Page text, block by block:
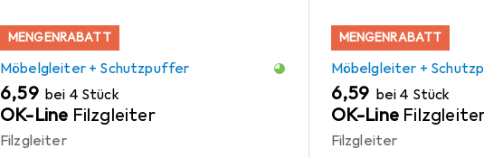
MENGENRABATT
Möbelgleiter + Schutzpuffer
EUR
6,59 bei 4 Stück
OK-Line Filzgleiter
Filzgleiter
MENGENRABATT
Möbelgleiter +
EUR
6,59 bei 4 Stück
OK-Line
Filzgleiter